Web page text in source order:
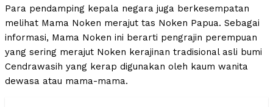
Para pendamping kepala negara juga berkesempatan
melihat Mama Noken merajut tas Noken Papua. Sebagai
informasi, Mama Noken ini berarti pengrajin perempuan
yang sering merajut Noken kerajinan tradisional asli bumi
Cendrawasih yang kerap digunakan oleh kaum wanita
dewasa atau mama-mama.